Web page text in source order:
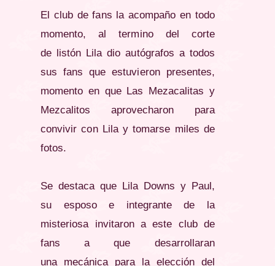
El club de fans la acompaño en todo
momento, al termino del corte
de listón Lila dio autógrafos a todos
sus fans que estuvieron presentes,
momento en que Las Mezacalitas y
Mezcalitos aprovecharon para
convivir con Lila y tomarse miles de
fotos.
Se destaca que Lila Downs y Paul,
su esposo e integrante de la
misteriosa invitaron a este club de
fans a que desarrollaran
una mecánica para la elección del